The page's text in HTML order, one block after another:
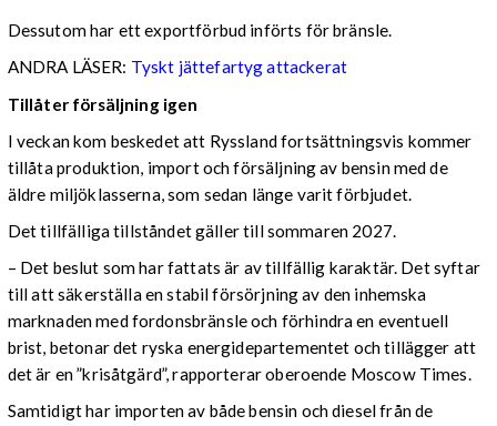
Dessutom har ett exportförbud införts för bränsle.
ANDRA LÄSER: Tyskt jättefartyg attackerat
Tillåter försäljning igen
I veckan kom beskedet att Ryssland fortsättningsvis kommer
tillåta produktion, import och försäljning av bensin med de
äldre miljöklasserna, som sedan länge varit förbjudet.
Det tillfälliga tillståndet gäller till sommaren 2027.
– Det beslut som har fattats är av tillfällig karaktär. Det syftar
till att säkerställa en stabil försörjning av den inhemska
marknaden med fordonsbränsle och förhindra en eventuell
brist, betonar det ryska energidepartementet och tillägger att
det är en ”krisåtgärd”, rapporterar oberoende Moscow Times.
Samtidigt har importen av både bensin och diesel från de